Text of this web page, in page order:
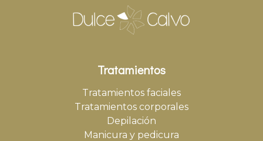
Tratamientos
Tratamientos faciales
Tratamientos corporales
Depilación
Manicura y pedicura